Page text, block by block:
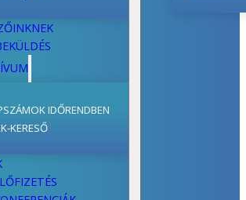
IDŐRENDBEN
KERESŐ